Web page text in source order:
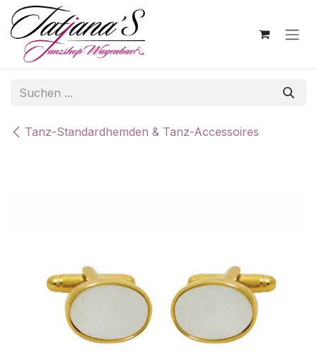
Zum Inhalt springen
Tanz-Standardhemden & Tanz-Accessoires